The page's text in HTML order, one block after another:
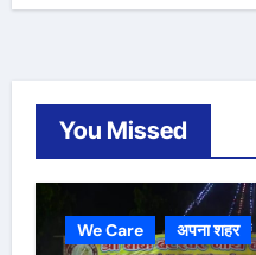
You Missed
We Care अपना शहर